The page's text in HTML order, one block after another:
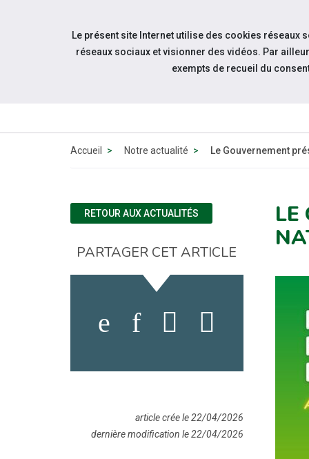
Aller au contenu
Accueil Notre actualité Le Gouvernement
LE
RETOUR AUX ACTUALITÉS
PARTAGER CET ARTICLE
article crée le 22/04/2026
dernière modification le 22/04/2026
Le présent site Internet utilise des cookies réseaux
réseaux sociaux et visionner des vidéos. Par
exempts de recueil du